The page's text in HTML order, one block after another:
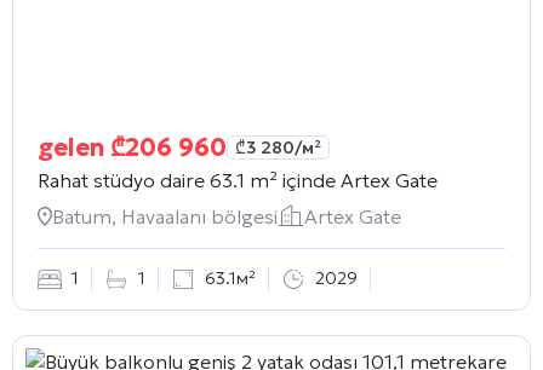
gelen ₾206 960 ₾3 280/м²
Rahat stüdyo daire 63.1 m² içinde Artex Gate
Batum, Havaalanı bölgesi
Artex Gate
1 1 63.1м² 2029